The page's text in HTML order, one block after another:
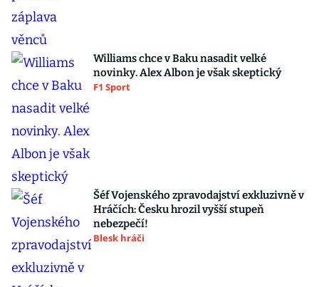
Williams chce v Baku nasadit velké
novinky. Alex Albon je však skeptický
F1 Sport
Šéf Vojenského zpravodajství exkluzivně v
Hráčích: Česku hrozil vyšší stupeň
nebezpečí!
Blesk hráči